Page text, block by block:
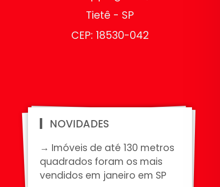
Tietê - SP
CEP: 18530-042
NOVIDADES
→ Imóveis de até 130 metros
quadrados foram os mais
vendidos em janeiro em SP